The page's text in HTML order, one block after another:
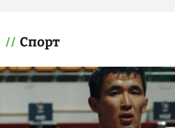
Спорт